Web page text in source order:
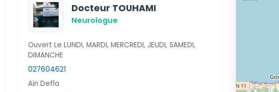
Docteur TOUHAMI
Neurologue
Ouvert Le LUNDI, MARDI, MERCREDI, JEUDI, SAMEDI,
DIMANCHE
027604621
Ain Defla